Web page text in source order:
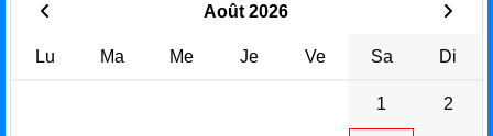
Août 2026
Lu Ma Me Je Ve Sa Di
1 2